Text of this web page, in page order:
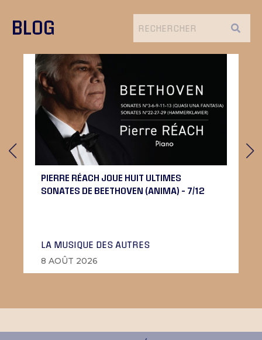
BLOG
PIERRE RÉACH JOUE HUIT ULTIMES
SONATES DE BEETHOVEN (ANIMA) – 7/12
LA MUSIQUE DES AUTRES
8 AOÛT 2026